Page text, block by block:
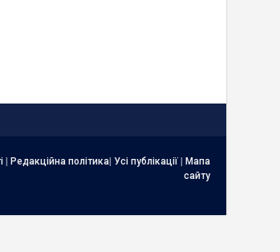
| Редакційна політика| Усі публікації | Мапа
сайту